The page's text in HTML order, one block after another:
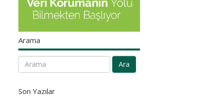
Arama
Ara
Son Yazılar